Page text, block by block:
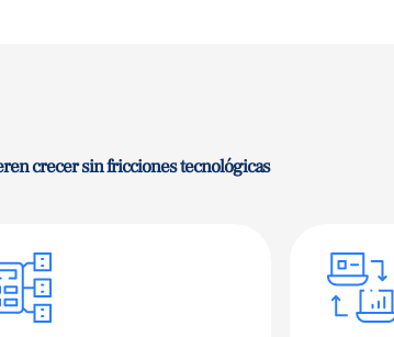
crecer sin fricciones tecnológicas